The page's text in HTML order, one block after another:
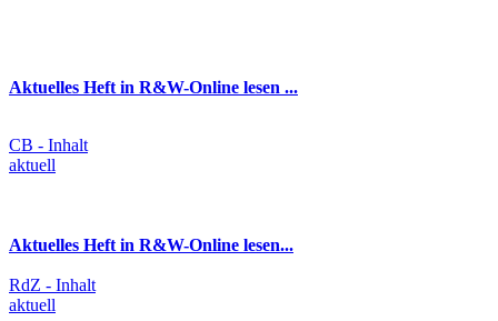
Aktuelles Heft in R&W-Online lesen ...
CB - Inhalt
aktuell
Aktuelles Heft in R&W-Online lesen...
RdZ - Inhalt
aktuell